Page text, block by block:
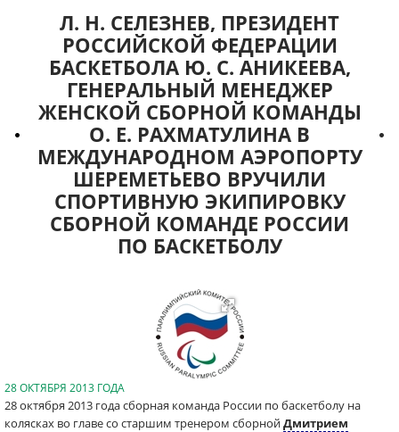
Л. Н. СЕЛЕЗНЕВ, ПРЕЗИДЕНТ
РОССИЙСКОЙ ФЕДЕРАЦИИ
БАСКЕТБОЛА Ю. С. АНИКЕЕВА,
ГЕНЕРАЛЬНЫЙ МЕНЕДЖЕР
ЖЕНСКОЙ СБОРНОЙ КОМАНДЫ
О. Е. РАХМАТУЛИНА В
МЕЖДУНАРОДНОМ АЭРОПОРТУ
ШЕРЕМЕТЬЕВО ВРУЧИЛИ
СПОРТИВНУЮ ЭКИПИРОВКУ
СБОРНОЙ КОМАНДЕ РОССИИ
ПО БАСКЕТБОЛУ
28 ОКТЯБРЯ 2013 ГОДА
28 октября 2013 года сборная команда России по баскетболу на
колясках во главе со старшим тренером сборнойДмитрием